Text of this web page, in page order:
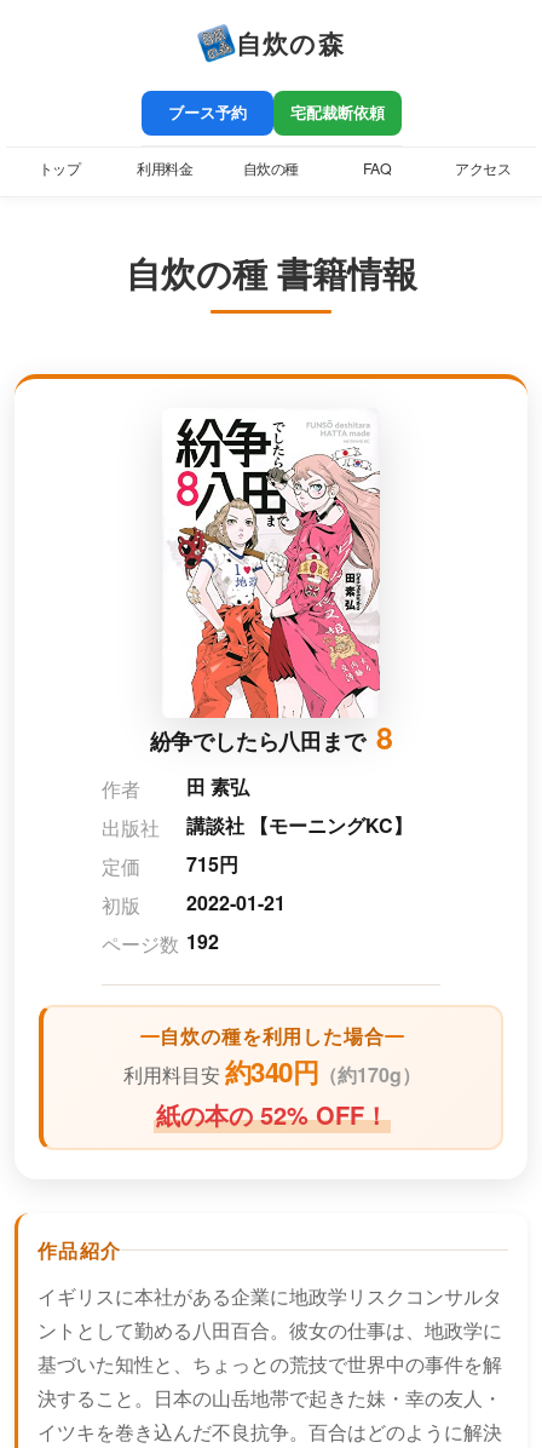
自炊の森
ブース予約 宅配裁断依頼
トップ 利用料金 自炊の種 FAQ アクセス
自炊の種 書籍情報
紛争でしたら八田まで 8
作者
田 素弘
出版社
講談社 【モーニングKC】
定価
715円
初版
2022-01-21
ページ数 192
自炊の種を利用した場合
利用料目安 約340円 （約170g）
紙の本の 52% OFF！
作品紹介
イギリスに本社がある企業に地政学リスクコンサルタ
ントとして勤める八田百合。彼女の仕事は、地政学に
基づいた知性と、ちょっとの荒技で世界中の事件を解
決すること。日本の山岳地帯で起きた妹・幸の友人・
イツキを巻き込んだ不良抗争。百合はどのように解決